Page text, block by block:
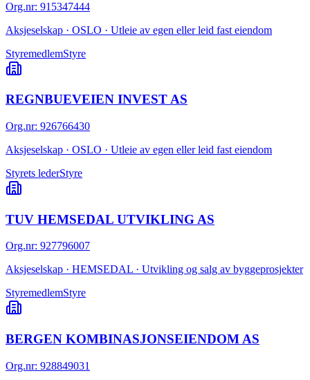
Org.nr: 915347444
Aksjeselskap · OSLO · Utleie av egen eller leid fast eiendom
StyremedlemStyre
REGNBUEVEIEN INVEST AS
Org.nr: 926766430
Aksjeselskap · OSLO · Utleie av egen eller leid fast eiendom
Styrets lederStyre
TUV HEMSEDAL UTVIKLING AS
Org.nr: 927796007
Aksjeselskap · HEMSEDAL · Utvikling og salg av byggeprosjekter
StyremedlemStyre
BERGEN KOMBINASJONSEIENDOM AS
Org.nr: 928849031